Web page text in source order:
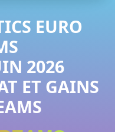
EURO
2026
ET GAINS